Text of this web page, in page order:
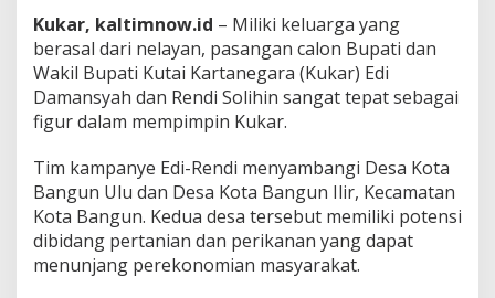
Kukar, kaltimnow.id – Miliki keluarga yang
berasal dari nelayan, pasangan calon Bupati dan
Wakil Bupati Kutai Kartanegara (Kukar) Edi
Damansyah dan Rendi Solihin sangat tepat sebagai
figur dalam mempimpin Kukar.
Tim kampanye Edi-Rendi menyambangi Desa Kota
Bangun Ulu dan Desa Kota Bangun Ilir, Kecamatan
Kota Bangun. Kedua desa tersebut memiliki potensi
dibidang pertanian dan perikanan yang dapat
menunjang perekonomian masyarakat.